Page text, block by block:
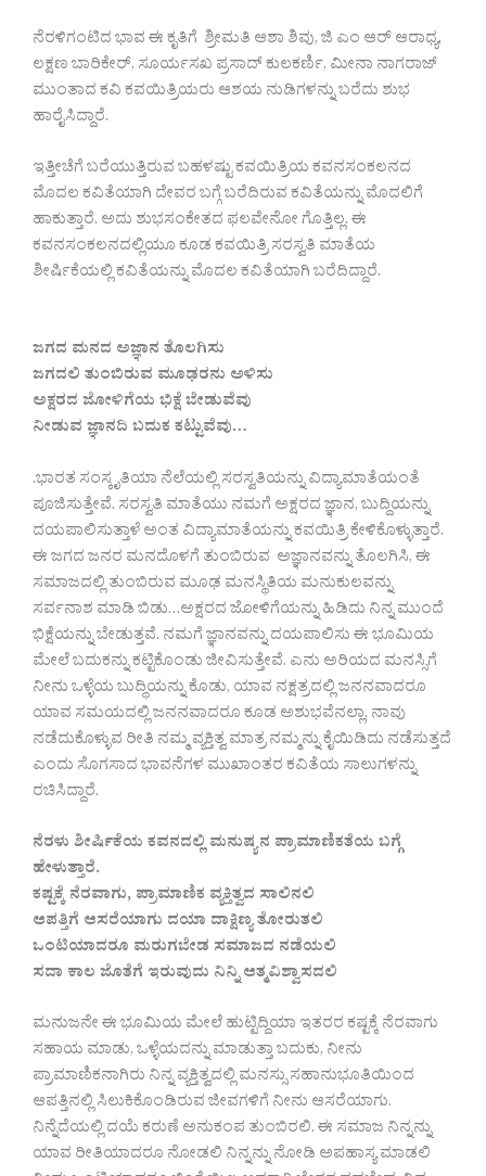
ನೆರಳಿಗಂಟಿದ ಭಾವ ಈ ಕೃತಿಗೆ ಶ್ರೀಮತಿ ಆಶಾ ಶಿವು, ಜಿ ಎಂ ಆರ್ ಆರಾಧ್ಯ,
ಲಕ್ಷಣ ಬಾರಿಕೇರ್, ಸೂರ್ಯಸಖ ಪ್ರಸಾದ್ ಕುಲಕರ್ಣಿ, ಮೀನಾ ನಾಗರಾಜ್
ಮುಂತಾದ ಕವಿ ಕವಯಿತ್ರಿಯರು ಆಶಯ ನುಡಿಗಳನ್ನು ಬರೆದು ಶುಭ
ಹಾರೈಸಿದ್ದಾರೆ.
ಇತ್ತೀಚೆಗೆ ಬರೆಯುತ್ತಿರುವ ಬಹಳಷ್ಟು ಕವಯಿತ್ರಿಯ ಕವನಸಂಕಲನದ
ಮೊದಲ ಕವಿತೆಯಾಗಿ ದೇವರ ಬಗ್ಗೆ ಬರೆದಿರುವ ಕವಿತೆಯನ್ನು ಮೊದಲಿಗೆ
ಹಾಕುತ್ತಾರೆ. ಅದು ಶುಭಸಂಕೇತದ ಫಲವೇನೋ ಗೊತ್ತಿಲ್ಲ. ಈ
ಕವನಸಂಕಲನದಲ್ಲಿಯೂ ಕೂಡ ಕವಯಿತ್ರಿ ಸರಸ್ವತಿ ಮಾತೆಯ
ಶೀರ್ಷಿಕೆಯಲ್ಲಿ ಕವಿತೆಯನ್ನು ಮೊದಲ ಕವಿತೆಯಾಗಿ ಬರೆದಿದ್ದಾರೆ.
ಜಗದ ಮನದ ಅಜ್ಞಾನ ತೊಲಗಿಸು
ಜಗದಲಿ ತುಂಬಿರುವ ಮೂಢರನು ಅಳಿಸು
ಅಕ್ಷರದ ಜೋಳಿಗೆಯ ಭಿಕ್ಷೆ ಬೇಡುವೆವು
ನೀಡುವ ಜ್ಞಾನದಿ ಬದುಕ ಕಟ್ಟುವೆವು…
.ಭಾರತ ಸಂಸ್ಕೃತಿಯಾ ನೆಲೆಯಲ್ಲಿ ಸರಸ್ವತಿಯನ್ನು ವಿದ್ಯಾಮಾತೆಯಂತೆ
ಪೂಜಿಸುತ್ತೇವೆ. ಸರಸ್ವತಿ ಮಾತೆಯು ನಮಗೆ ಅಕ್ಷರದ ಜ್ಞಾನ, ಬುದ್ದಿಯನ್ನು
ದಯಪಾಲಿಸುತ್ತಾಳೆ ಅಂತ ವಿದ್ಯಾಮಾತೆಯನ್ನು ಕವಯಿತ್ರಿ ಕೇಳಿಕೊಳ್ಳುತ್ತಾರೆ.
ಈ ಜಗದ ಜನರ ಮನದೊಳಗೆ ತುಂಬಿರುವ ಅಜ್ಞಾನವನ್ನು ತೊಲಗಿಸಿ, ಈ
ಸಮಾಜದಲ್ಲಿ ತುಂಬಿರುವ ಮೂಢ ಮನಸ್ಥಿತಿಯ ಮನುಕುಲವನ್ನು
ಸರ್ವನಾಶ ಮಾಡಿ ಬಿಡು…ಅಕ್ಷರದ ಜೋಳಿಗೆಯನ್ನು ಹಿಡಿದು ನಿನ್ನ ಮುಂದೆ
ಭಿಕ್ಷೆಯನ್ನು ಬೇಡುತ್ತವೆ. ನಮಗೆ ಜ್ಞಾನವನ್ನು ದಯಪಾಲಿಸು ಈ ಭೂಮಿಯ
ಮೇಲೆ ಬದುಕನ್ನು ಕಟ್ಟಿಕೊಂಡು ಜೀವಿಸುತ್ತೇವೆ. ಎನು ಅರಿಯದ ಮನಸ್ಸಿಗೆ
ನೀನು ಒಳ್ಳೆಯ ಬುದ್ಧಿಯನ್ನು ಕೊಡು, ಯಾವ ನಕ್ಷತ್ರದಲ್ಲಿ ಜನನವಾದರೂ
ಯಾವ ಸಮಯದಲ್ಲಿ ಜನನವಾದರೂ ಕೂಡ ಅಶುಭವೆನಲ್ಲಾ, ನಾವು
ನಡೆದುಕೊಳ್ಳುವ ರೀತಿ ನಮ್ಮ ವ್ಯಕ್ತಿತ್ವ ಮಾತ್ರ ನಮ್ಮನ್ನು ಕೈಯಿಡಿದು ನಡೆಸುತ್ತದೆ
ಎಂದು ಸೊಗಸಾದ ಭಾವನೆಗಳ ಮುಖಾಂತರ ಕವಿತೆಯ ಸಾಲುಗಳನ್ನು
ರಚಿಸಿದ್ದಾರೆ.
ನೆರಳು ಶೀರ್ಷಿಕೆಯ ಕವನದಲ್ಲಿ ಮನುಷ್ಯನ ಪ್ರಾಮಾಣಿಕತೆಯ ಬಗ್ಗೆ
ಹೇಳುತ್ತಾರೆ.
ಕಷ್ಟಕ್ಕೆ ನೆರವಾಗು, ಪ್ರಾಮಾಣಿಕ ವ್ಯಕ್ತಿತ್ವದ ಸಾಲಿನಲಿ
ಆಪತ್ತಿಗೆ ಆಸರೆಯಾಗು ದಯಾ ದಾಕ್ಷಿಣ್ಯ ತೋರುತಲಿ
ಒಂಟಿಯಾದರೂ ಮರುಗಬೇಡ ಸಮಾಜದ ನಡೆಯಲಿ
ಸದಾ ಕಾಲ ಜೊತೆಗೆ ಇರುವುದು ನಿನ್ನಿ ಆತ್ಮವಿಶ್ವಾಸದಲಿ
ಮನುಜನೇ ಈ ಭೂಮಿಯ ಮೇಲೆ ಹುಟ್ಟಿದ್ದಿಯಾ ಇತರರ ಕಷ್ಟಕ್ಕೆ ನೆರವಾಗು
ಸಹಾಯ ಮಾಡು, ಒಳ್ಳೆಯದನ್ನು ಮಾಡುತ್ತಾ ಬದುಕು, ನೀನು
ಪ್ರಾಮಾಣಿಕನಾಗಿರು ನಿನ್ನ ವ್ಯಕ್ತಿತ್ವದಲ್ಲಿ ಮನಸ್ಸು ಸಹಾನುಭೂತಿಯಿಂದ
ಆಪತ್ತಿನಲ್ಲಿ ಸಿಲುಕಿಕೊಂಡಿರುವ ಜೀವಗಳಿಗೆ ನೀನು ಆಸರೆಯಾಗು.
ನಿನ್ನೆದೆಯಲ್ಲಿ ದಯೆ ಕರುಣೆ ಅನುಕಂಪ ತುಂಬಿರಲಿ. ಈ ಸಮಾಜ ನಿನ್ನನ್ನು
ಯಾವ ರೀತಿಯಾದರೂ ನೋಡಲಿ ನಿನ್ನನ್ನು ನೋಡಿ ಅಪಹಾಸ್ಯ ಮಾಡಲಿ